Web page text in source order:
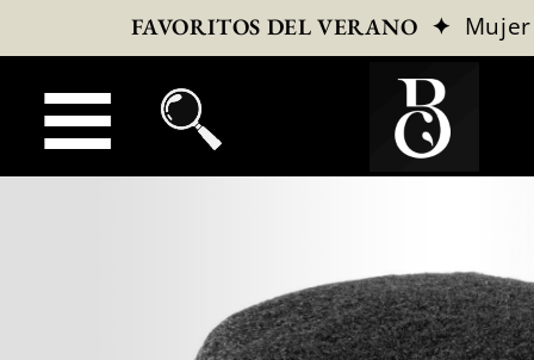
FAVORITOS DEL VERANO ✦ Mujer